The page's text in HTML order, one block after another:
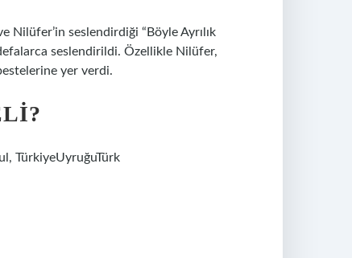
Nilüfer’in seslendirdiği “Böyle Ayrılık
seslendirildi. Özellikle Nilüfer,
yer verdi.
TürkiyeUyruğuTürk